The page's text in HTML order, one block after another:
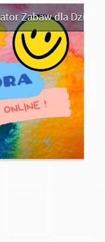
Zabaw dla Dzieci